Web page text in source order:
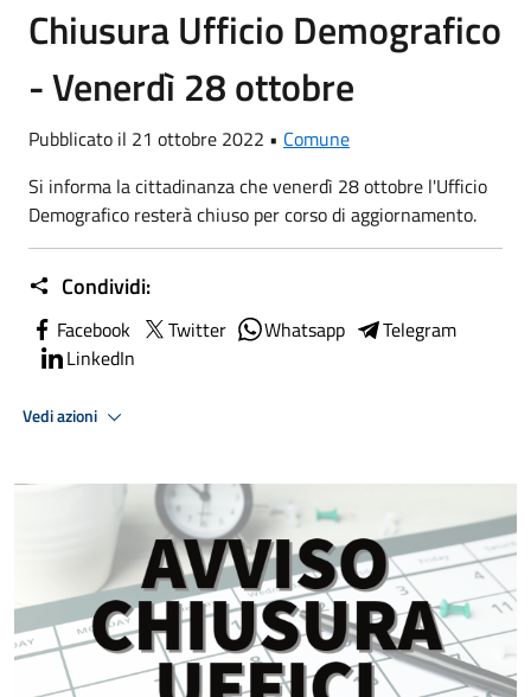
Chiusura Ufficio Demografico
- Venerdì 28 ottobre
Pubblicato il 21 ottobre 2022 • Comune
Si informa la cittadinanza che venerdì 28 ottobre l'Ufficio
Demografico resterà chiuso per corso di aggiornamento.
Condividi:
Facebook Twitter Whatsapp
Telegram
LinkedIn
Vedi azioni